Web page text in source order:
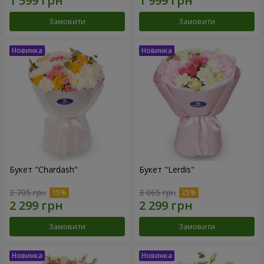
Замовити Замовити
Букет "Chardash"
2 705 грн
Замовити
Букет "Lerdis"
3 065 грн
Замовити